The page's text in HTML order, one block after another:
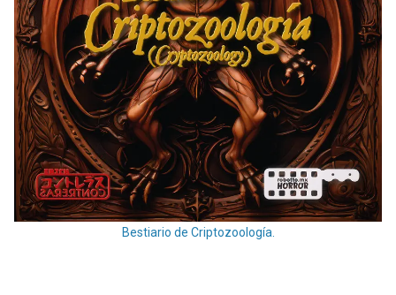
Bestiario de Criptozoología.